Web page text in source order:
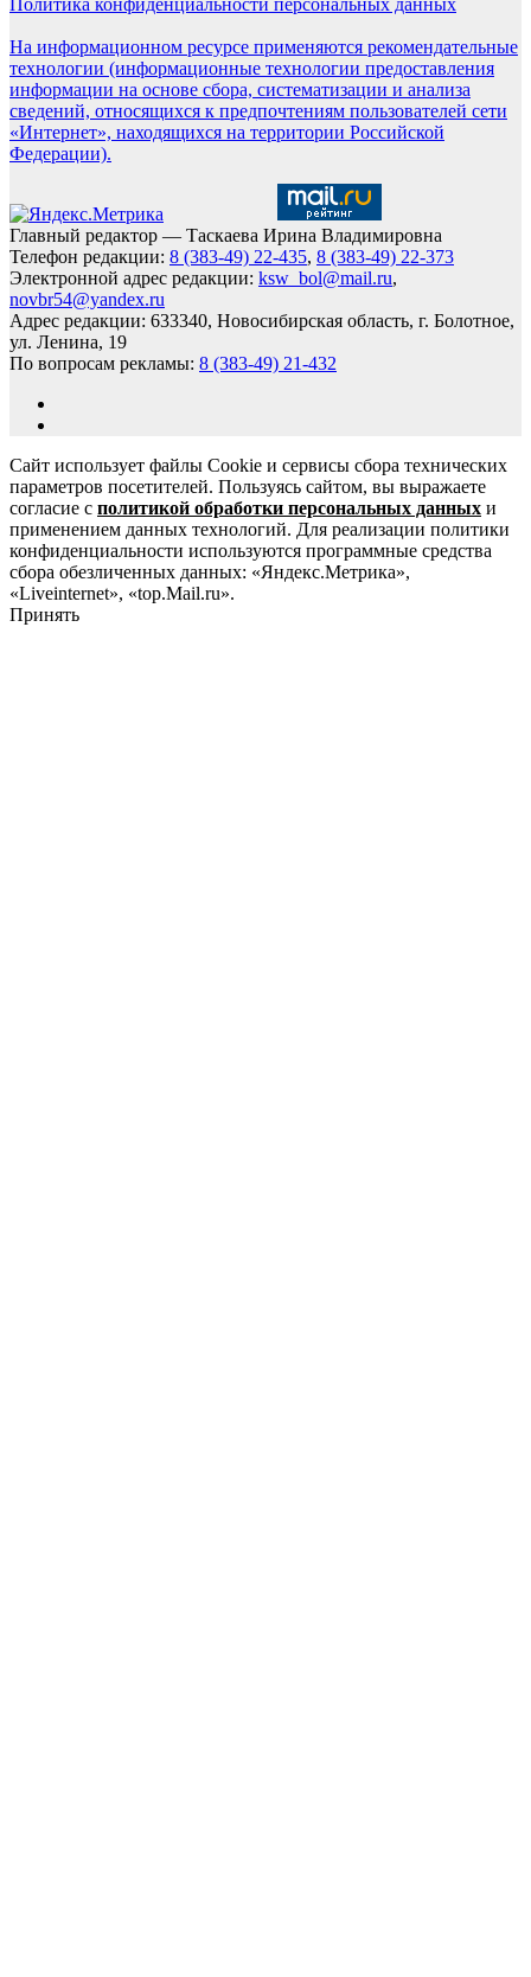
Политика конфиденциальности персональных данных
На информационном ресурсе применяются рекомендательные
технологии (информационные технологии предоставления
информации на основе сбора, систематизации и анализа
сведений, относящихся к предпочтениям пользователей сети
«Интернет», находящихся на территории Российской
Федерации).
Главный редактор — Таскаева Ирина Владимировна
Телефон редакции: 8 (383-49) 22-435, 8 (383-49) 22-373
Электронной адрес редакции: ksw_bol@mail.ru,
novbr54@yandex.ru
Адрес редакции: 633340, Новосибирская область, г. Болотное,
ул. Ленина, 19
По вопросам рекламы: 8 (383-49) 21-432
Сайт использует файлы Cookie и сервисы сбора технических
параметров посетителей. Пользуясь сайтом, вы выражаете
согласие с политикой обработки персональных данных и
применением данных технологий. Для реализации политики
конфиденциальности используются программные средства
сбора обезличенных данных: «Яндекс.Метрика»,
«Liveinternet», «top.Mail.ru».
Принять